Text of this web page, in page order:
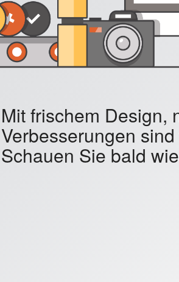
Mit frischem Design,
Verbesserungen
Schauen Sie bald